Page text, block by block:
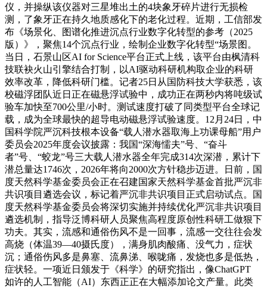
仪，并操纵该仪器对三星堆出土的4块象牙碎片进行无损检
测，了象牙正在持久地质感化下的老化过程。近期，工信部发
布《场景化、图谱化推进沉点行业数字化转型的参考（2025
版）》，聚焦14个沉点行业，绘制企业数字化转型“场景图。
当日，石景山区AI for Science平台正式上线，该平台由枫清科
技联袂火山引擎结合打制，以AI驱动科研机构取企业的科研
效率改革，降低科研门槛。记者25日从国防科技大学获悉，该
校磁浮团队近日正在磁悬浮试验中，成功正在两秒内将吨级试
验车加快至700公里/小时。测试速度打破了同类型平台全球记
载，成为全球最快的超导电动磁悬浮试验速度。12月24日，中
国科学院严沉科技根本设备“载人潜水器取海上功课母船”用户
委员会2025年度会议披露：我国“深海懦夫”号、“奋斗
者”号、“蛟龙”号三大载人潜水器全年完成314次深潜，累计下
潜总量达1746次，2026年将向2000次方针稳步迈进。日前，国
度天然科学基金委员会正在召建国家天然科学基金首批严沉非
共识项目遴选会议，标记着严沉非共识项目正式启动试点。国
度天然科学基金委员会将深切实施并持续优化严沉非共识项目
遴选机制，指导泛博科研人员聚焦高程度原创性科研工做狠下
功夫。其实，流感和通俗伤风不是一回事，流感一交往往会发
高烧（体温39—40摄氏度），满身肌肉酸痛、没气力，症状
沉；通俗伤风多是鼻塞、流鼻涕、喉咙痛，发烧也多是低热，
症状轻。一项近日颁发于《科学》的研究指出，像ChatGPT
如许的人工智能（AI）东西正正在大幅添加论文产量。此类